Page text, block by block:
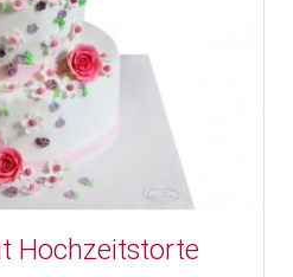
Hochzeitstorte